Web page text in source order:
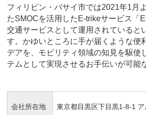
フィリピン・バサイ市では2021年1月
たSMOCを活用したE-trikeサービス「
交通サービスとして運用されていると
す。かゆいところに手が届くような便
デアを、モビリティ領域の知見を駆使
テムとして実現させるお手伝いが可能
会社所在地 東京都目黒区下目黒1-8-1